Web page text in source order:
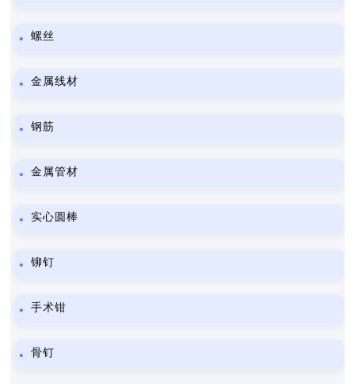
螺丝
金属线材
钢筋
金属管材
实心圆棒
铆钉
手术钳
骨钉